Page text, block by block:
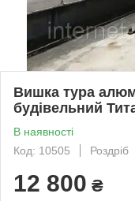
Вишка тура
будівельний
В наявності
Код: 10505
Роздріб
12 800 ₴